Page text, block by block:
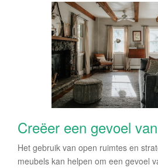
Creëer een gevoel
Het gebruik van open ruimtes en
meubels kan helpen om een gevoel